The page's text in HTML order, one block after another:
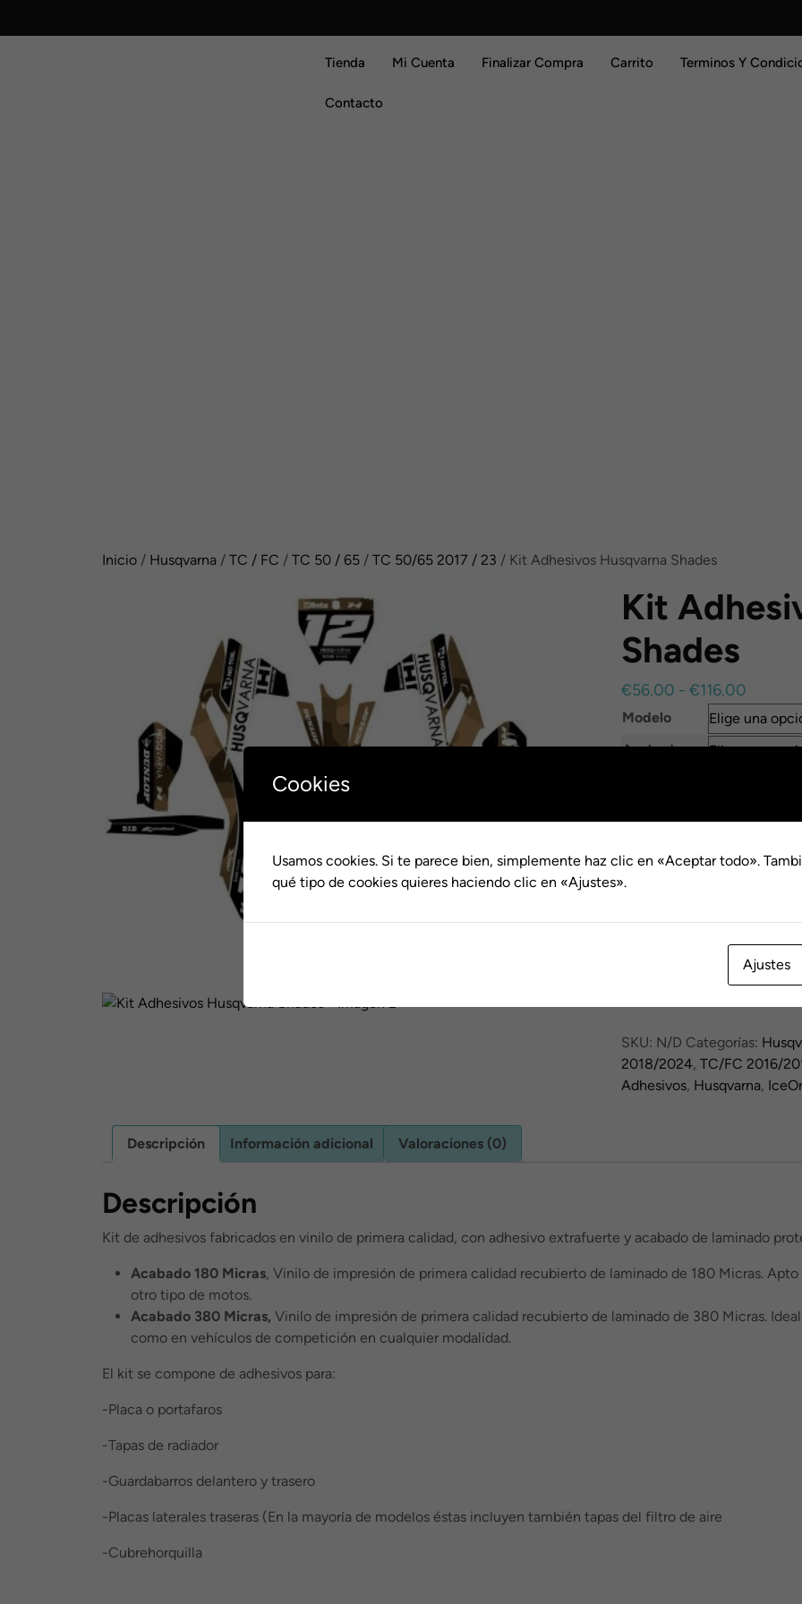
Tienda Mi Cuenta Finalizar Compra Carrito Terminos Y
Contacto
Inicio / Husqvarna / TC / FC / TC 50 / 65 / TC 50/65 2017 / 23 / Kit Adhesivos Husqvarna Shades
Kit
Shades
€56.00 - €116.00
de
Modelo
Acabado
cantidad
SKU: N/D Categorías:
2018/2024,TC/FC 2016/
Adhesivos, Husqvarna,
Descripción Información adicional Valoraciones (0)
Descripción
Kit de adhesivos fabricados en vinilo de primera calidad, con adhesivo extrafuerte y acabado de laminado
Acabado 180 Micras, Vinilo de impresión de primera calidad recubierto de laminado de 180 Micras.
otro tipo de motos.
Acabado 380 Micras, Vinilo de impresión de primera calidad recubierto de laminado de 380 Micras.
como en vehículos de competición en cualquier modalidad.
El kit se compone de adhesivos para:
-Placa o portafaros
-Tapas de radiador
-Guardabarros delantero y trasero
-Placas laterales traseras (En la mayoría de modelos éstas incluyen también tapas del filtro de aire
-Cubrehorquilla
Cookies
Usamos cookies. Si te parece bien, simplemente haz clic en «Aceptar todo».
qué tipo de cookies quieres haciendo clic en «Ajustes».
Ajustes